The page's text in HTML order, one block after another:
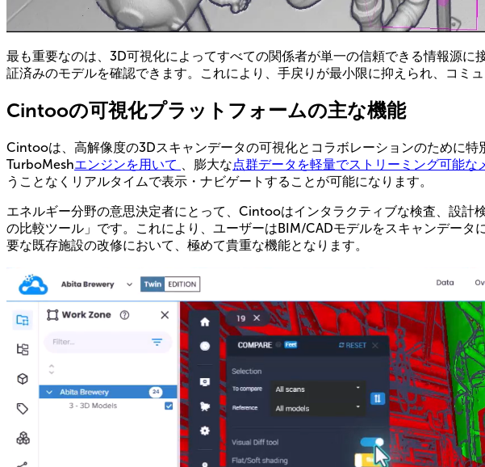
最も重要なのは、3D可視化によってすべての関係者が単一の信頼できる情報源
証済みのモデルを確認できます。これにより、手戻りが最小限に抑えられ、コミ
Cintooの可視化プラットフォームの主な機能
Cintooは、高解像度の3Dスキャンデータの可視化とコラボレーションのために
TurboMeshエンジンを用いて 、膨大な点群データを軽量でストリーミング可能な
うことなくリアルタイムで表示・ナビゲートすることが可能になります。
エネルギー分野の意思決定者にとって、Cintooはインタラクティブな検査、設
の比較ツール」です。これにより、ユーザーはBIM/CADモデルをスキャンデー
要な既存施設の改修において、極めて貴重な機能となります。